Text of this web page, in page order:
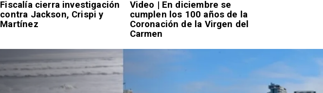
Fiscalía cierra investigación
contra Jackson, Crispi y
Martínez
Video | En diciembre se
cumplen los 100 años de la
Coronación de la Virgen del
Carmen